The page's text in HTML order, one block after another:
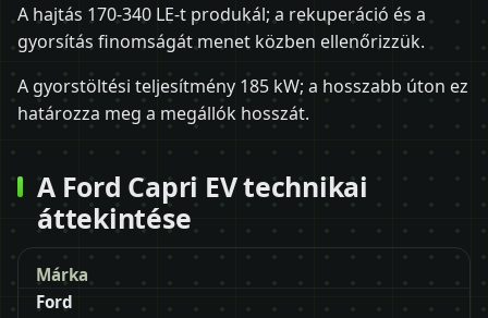
A hajtás 170-340 LE-t produkál; a rekuperáció és a
gyorsítás finomságát menet közben ellenőrizzük.
A gyorstöltési teljesítmény 185 kW; a hosszabb úton ez
határozza meg a megállók hosszát.
A Ford Capri EV technikai
áttekintése
Márka
Ford